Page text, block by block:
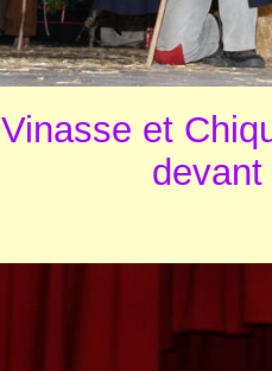
Vinasse et